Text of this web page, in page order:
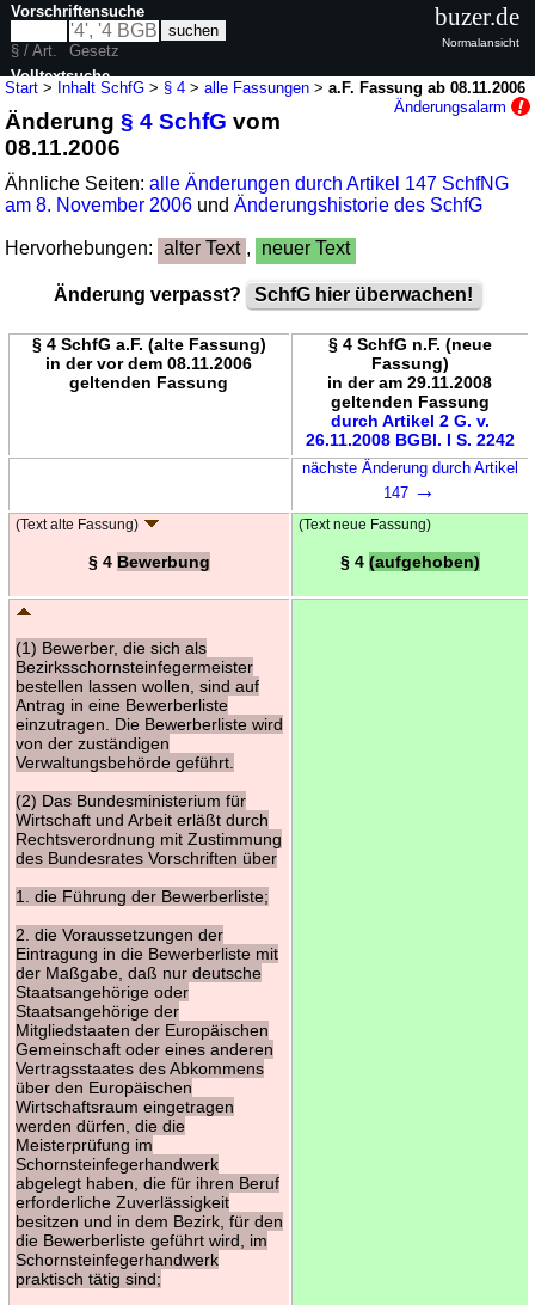
Start > Inhalt SchfG > § 4 >alle Fassungen >a.F. Fassung ab 08.11.2006
Änderungsalarm
Änderung§ 4 SchfG vom
08.11.2006
Ähnliche Seiten:alle Änderungen durch Artikel 147 SchfNG
am 8. November 2006 undÄnderungshistorie des SchfG
Hervorhebungen: alter Text , neuer Text
Änderung verpasst? SchfG hier überwachen!
§ 4 SchfG a.F. (alte Fassung)
in der vor dem 08.11.2006
geltenden Fassung
§ 4 SchfG n.F. (neue
Fassung)
in der am 29.11.2008
geltenden Fassung
durch Artikel 2 G. v.
26.11.2008 BGBl. I S. 2242
nächste Änderung durch Artikel
147 →
(Text alte Fassung)
§ 4 Bewerbung
(Text neue Fassung)
§ 4 (aufgehoben)
(1) Bewerber, die sich als
Bezirksschornsteinfegermeister
bestellen lassen wollen, sind auf
Antrag in eine Bewerberliste
einzutragen. Die Bewerberliste wird
von der zuständigen
Verwaltungsbehörde geführt.
(2) Das Bundesministerium für
Wirtschaft und Arbeit erläßt durch
Rechtsverordnung mit Zustimmung
des Bundesrates Vorschriften über
1. die Führung der Bewerberliste;
2. die Voraussetzungen der
Eintragung in die Bewerberliste mit
der Maßgabe, daß nur deutsche
Staatsangehörige oder
Staatsangehörige der
Mitgliedstaaten der Europäischen
Gemeinschaft oder eines anderen
Vertragsstaates des Abkommens
über den Europäischen
Wirtschaftsraum eingetragen
werden dürfen, die die
Meisterprüfung im
Schornsteinfegerhandwerk
abgelegt haben, die für ihren Beruf
erforderliche Zuverlässigkeit
besitzen und in dem Bezirk, für den
die Bewerberliste geführt wird, im
Schornsteinfegerhandwerk
praktisch tätig sind;
Vorschriftensuche
§ / Art.
Gesetz
Volltextsuche
nur in SchfG
buzer.de
Normalansicht